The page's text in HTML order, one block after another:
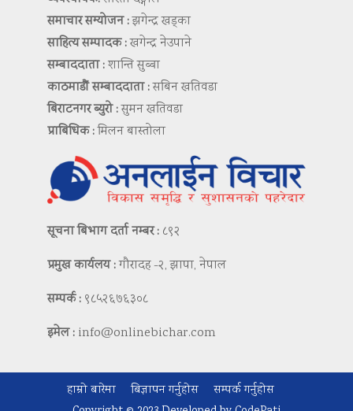
समाचार सम्योजन :झगेन्द्र खड्का
साहित्य सम्पादक :खगेन्द्र नेउपाने
सम्बाददाता :शान्ति सुब्बा
काठमाडौं सम्बाददाता :सबिन खतिवडा
बिराटनगर ब्युरो :सुमन खतिवडा
प्राबिधिक :मिलन बास्तोला
सूचना बिभाग दर्ता नम्बर : ८९२
प्रमुख कार्यलय :गौरादह -२, झापा, नेपाल
सम्पर्क : ९८५२६७६३०८
इमेल : info@onlinebichar.com
हाम्रो बारेमा बिज्ञापन गर्नुहोस
सम्पर्क गर्नुहोस